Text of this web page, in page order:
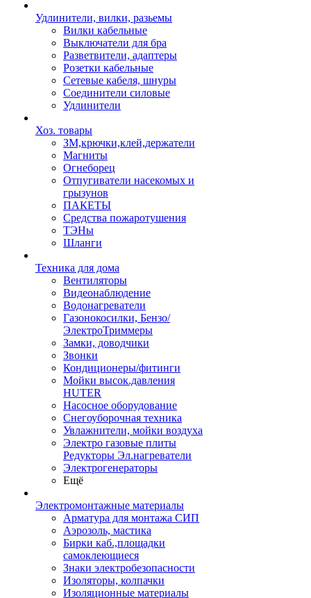
Удлинители, вилки, разьемы
Вилки кабельные
Выключатели для бра
Разветвители, адаптеры
Розетки кабельные
Сетевые кабеля, шнуры
Соединители силовые
Удлинители
Хоз. товары
ЗМ,крючки,клей,держатели
Магниты
Огнеборец
Отпугиватели насекомых и
грызунов
ПАКЕТЫ
Средства пожаротушения
ТЭНы
Шланги
Техника для дома
Вентиляторы
Видеонаблюдение
Водонагреватели
Газонокосилки, Бензо/
ЭлектроТриммеры
Замки, доводчики
Звонки
Кондиционеры/фитинги
Мойки высок.давления
HUTER
Насосное оборудование
Снегоуборочная техника
Увлажнители, мойки воздуха
Электро газовые плиты
Редукторы Эл.нагреватели
Электрогенераторы
Ещё
Электромонтажные материалы
Арматура для монтажа СИП
Аэрозоль, мастика
Бирки каб.,площадки
самоклеющиеся
Знаки электробезопасности
Изоляторы, колпачки
Изоляционные материалы